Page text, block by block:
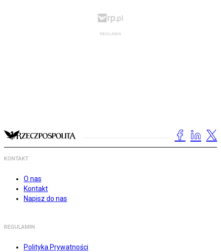
KONTAKT
O nas
Kontakt
Napisz do nas
REGULAMIN
Polityka Prywatności